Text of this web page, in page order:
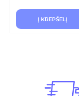
Į KREPŠELĮ